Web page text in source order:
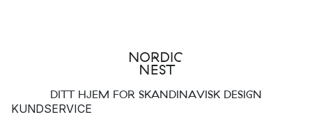
DITT HJEM FOR SKANDINAVISK DESIGN
KUNDSERVICE